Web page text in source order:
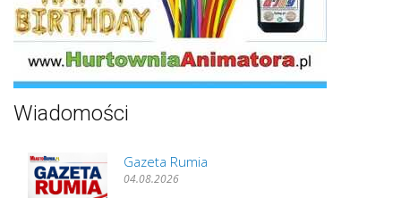
Wiadomości
Gazeta Rumia
04.08.2026